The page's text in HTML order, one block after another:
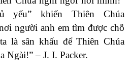
yếu” khiến Thiên Chúa
người anh em tìm được chỗ
là sân khấu để Thiên Chúa
Ngài!” – J. I. Packer.